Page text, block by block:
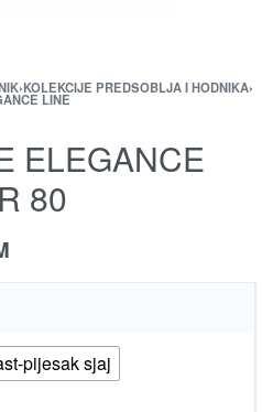
›KOLEKCIJE PREDSOBLJA I HODNIKA›
LINE
ELEGANCE
80
pijesak sjaj